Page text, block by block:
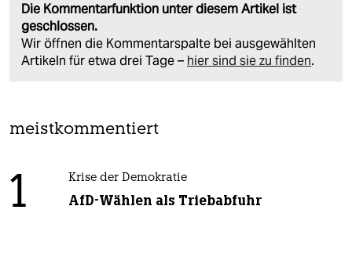
Die Kommentarfunktion unter diesem Artikel ist
geschlossen.
Wir öffnen die Kommentarspalte bei ausgewählten
Artikeln für etwa drei Tage – hier sind sie zu finden.
meistkommentiert
1 Krise der Demokratie
AfD-Wählen als Triebabfuhr